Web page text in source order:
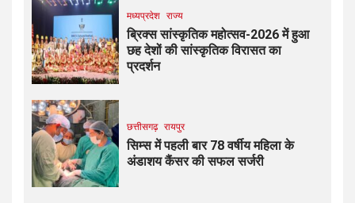
मध्यप्रदेश राज्य
ब्रिक्स सांस्कृतिक महोत्सव-2026 में हुआ
छह देशों की सांस्कृतिक विरासत का
प्रदर्शन
छत्तीसगढ़ रायपुर
सिम्स में पहली बार 78 वर्षीय महिला के
अंडाशय कैंसर की सफल सर्जरी